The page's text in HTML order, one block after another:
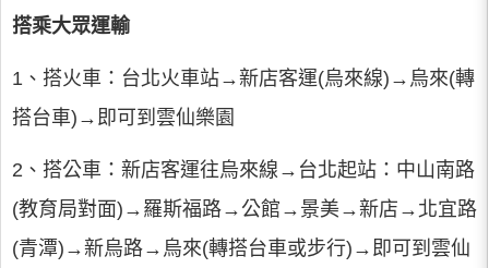
搭乘大眾運輸
1、搭火車：台北火車站→新店客運(烏來線)→烏來(轉
搭台車)→即可到雲仙樂園
2、搭公車：新店客運往烏來線→台北起站：中山南路
(教育局對面)→羅斯福路→公館→景美→新店→北宜路
(青潭)→新烏路→烏來(轉搭台車或步行)→即可到雲仙